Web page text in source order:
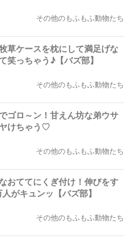
その他のもふもふ動物たち
草ケースを枕にして満足げな
笑っちゃう♪【バズ部】
その他のもふもふ動物たち
ゴロ～ン！甘えん坊な弟ウサ
けちゃう♡
その他のもふもふ動物たち
おててにくぎ付け！伸びをす
がキュンッ【バズ部】
その他のもふもふ動物たち